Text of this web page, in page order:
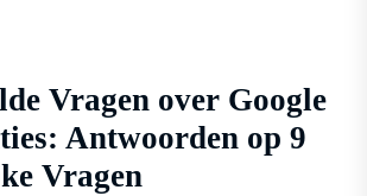
Vragen over Google
Antwoorden op 9
Vragen